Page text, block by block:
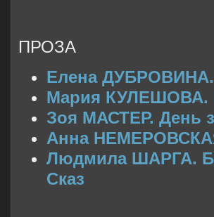
ПРОЗА
Елена ДУБРОВИНА.
Мария КУЛЕШОВА.
Зоя МАСТЕР. День
Анна
Людмила ШАРГА.
Сказ